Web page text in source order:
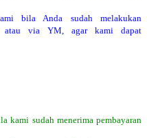
bila Anda sudah melakukan
atau via YM, agar kami dapat
kami sudah menerima pembayaran